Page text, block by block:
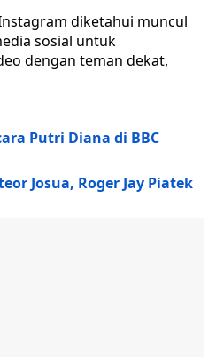
diketahui muncul
sosial untuk
dengan teman dekat,
Putri Diana di BBC
Josua, Roger Jay Piatek